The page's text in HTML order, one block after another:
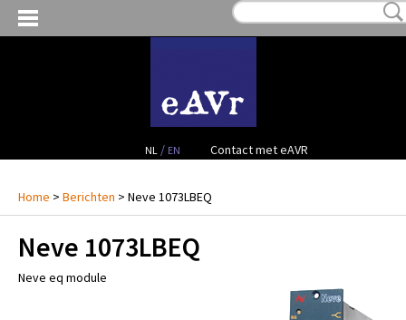
NL / EN Contact met eAVR
MIJN VERLANGLIJST:€ 0,00(0)
CONTACT
PROJECTEN
VERKOOP
Home > Berichten > Neve 1073LBEQ
Neve 1073LBEQ
Neve eq module